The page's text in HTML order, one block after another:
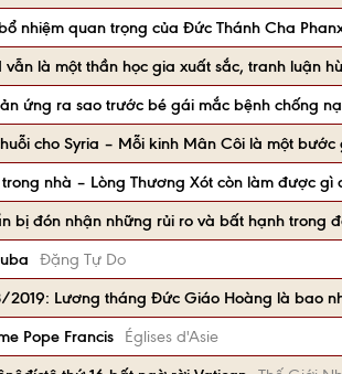
nhiệm quan trọng của Đức Thánh Cha
là một thần học gia xuất sắc, tranh luận
ứng ra sao trước bé gái mắc bệnh chống
cho Syria – Mỗi kinh Mân Côi là một
nhà – Lòng Thương Xót còn làm được gì
bị đón nhận những rủi ro và bất hạnh trong
Đặng Tự Do
2019: Lương tháng Đức Giáo Hoàng là bao
Pope Francis
Églises d'Asie